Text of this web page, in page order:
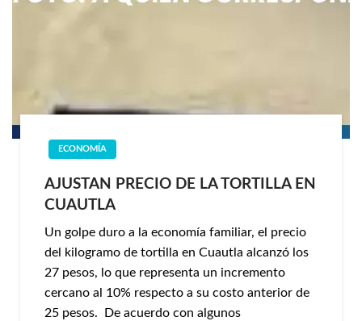
ECONOMÍA
AJUSTAN PRECIO DE LA TORTILLA EN
CUAUTLA
Un golpe duro a la economía familiar, el precio
del kilogramo de tortilla en Cuautla alcanzó los
27 pesos, lo que representa un incremento
cercano al 10% respecto a su costo anterior de
25 pesos. De acuerdo con algunos